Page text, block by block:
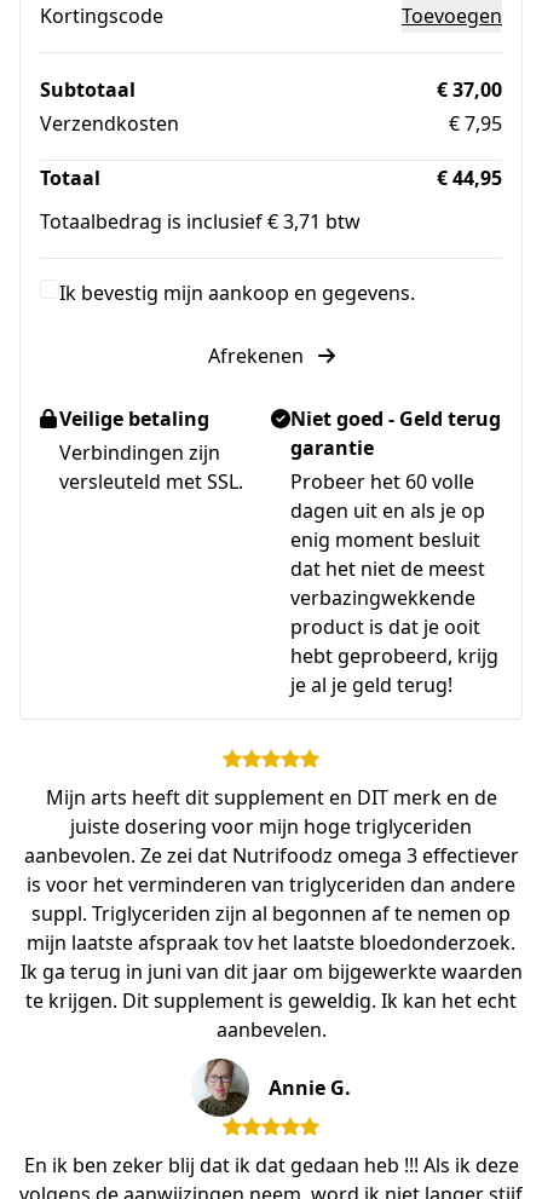
Kortingscode Toevoegen
Subtotaal
€ 37,00
Verzendkosten
€ 7,95
Totaal
€ 44,95
Totaalbedrag is inclusief € 3,71 btw
Ik bevestig mijn aankoop en gegevens.
Afrekenen
Veilige betaling
Verbindingen zijn
versleuteld met SSL.
Niet goed - Geld terug
garantie
Probeer het 60 volle
dagen uit en als je op
enig moment besluit
dat het niet de meest
verbazingwekkende
product is dat je ooit
hebt geprobeerd, krijg
je al je geld terug!
Mijn arts heeft dit supplement en DIT merk en de
juiste dosering voor mijn hoge triglyceriden
aanbevolen. Ze zei dat Nutrifoodz omega 3 effectiever
is voor het verminderen van triglyceriden dan andere
suppl. Triglyceriden zijn al begonnen af te nemen op
mijn laatste afspraak tov het laatste bloedonderzoek.
Ik ga terug in juni van dit jaar om bijgewerkte waarden
te krijgen. Dit supplement is geweldig. Ik kan het echt
aanbevelen.
Annie G.
En ik ben zeker blij dat ik dat gedaan heb !!! Als ik deze